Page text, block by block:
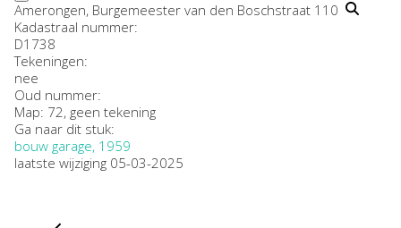
Amerongen, Burgemeester van den Boschstraat 110
Kadastraal nummer:
D1738
Tekeningen:
nee
Oud nummer:
Map: 72, geen tekening
Ga naar dit stuk:
bouw garage, 1959
laatste wijziging 05-03-2025